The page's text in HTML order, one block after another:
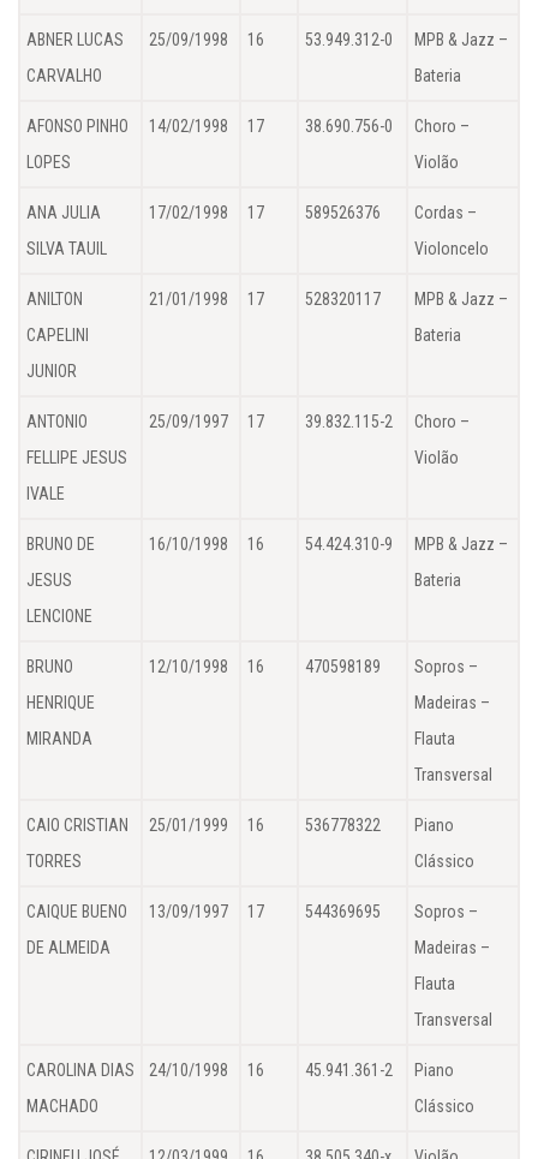
ABNER LUCAS
CARVALHO
25/09/1998 16 53.949.312-0
MPB & Jazz –
Bateria
AFONSO PINHO
LOPES
14/02/1998 17 38.690.756-0
Choro –
Violão
ANA JULIA
SILVA TAUIL
17/02/1998 17 589526376
Cordas –
Violoncelo
ANILTON
CAPELINI
JUNIOR
21/01/1998 17 528320117
MPB & Jazz –
Bateria
ANTONIO
FELLIPE JESUS
IVALE
25/09/1997 17 39.832.115-2
Choro –
Violão
BRUNO DE
JESUS
LENCIONE
16/10/1998 16 54.424.310-9
MPB & Jazz –
Bateria
BRUNO
HENRIQUE
MIRANDA
12/10/1998 16 470598189
Sopros –
Madeiras –
Flauta
Transversal
CAIO CRISTIAN
TORRES
25/01/1999 16 536778322
Piano
Clássico
CAIQUE BUENO
DE ALMEIDA
13/09/1997 17 544369695
Sopros –
Madeiras –
Flauta
Transversal
CAROLINA DIAS
MACHADO
24/10/1998 16 45.941.361-2
Piano
Clássico